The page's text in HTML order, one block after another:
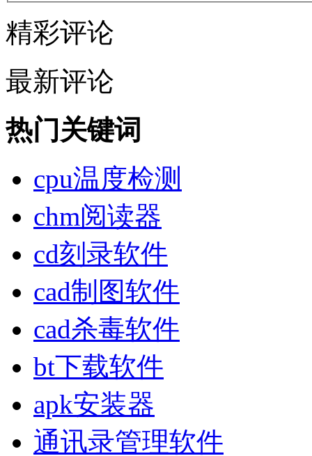
精彩评论
最新评论
热门关键词
cpu温度检测
chm阅读器
cd刻录软件
cad制图软件
cad杀毒软件
bt下载软件
apk安装器
通讯录管理软件